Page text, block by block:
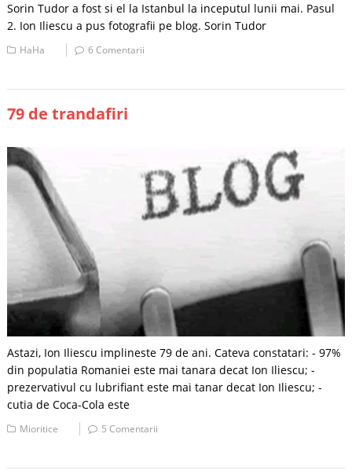
Sorin Tudor a fost si el la Istanbul la inceputul lunii mai. Pasul
2. Ion Iliescu a pus fotografii pe blog. Sorin Tudor
HaHa 6 Comentarii
79 de trandafiri
Astazi, Ion Iliescu implineste 79 de ani. Cateva constatari: - 97%
din populatia Romaniei este mai tanara decat Ion Iliescu; -
prezervativul cu lubrifiant este mai tanar decat Ion Iliescu; -
cutia de Coca-Cola este
Mioritice 5 Comentarii